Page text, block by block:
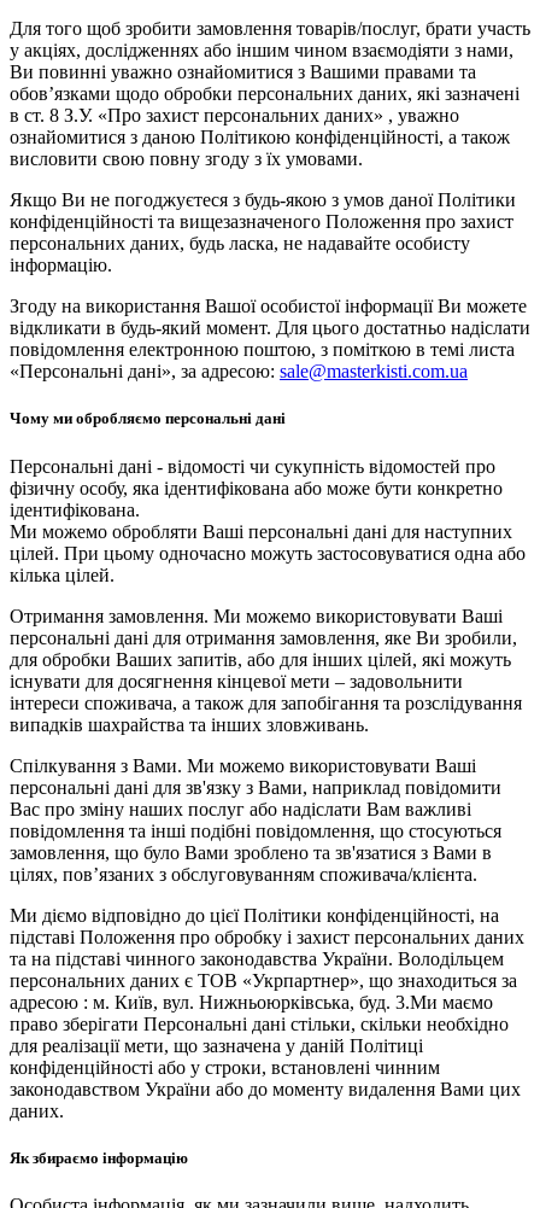
Для того щоб зробити замовлення товарів/послуг, брати участь
у акціях, дослідженнях або іншим чином взаємодіяти з нами,
Ви повинні уважно ознайомитися з Вашими правами та
обов’язками щодо обробки персональних даних, які зазначені
в ст. 8 З.У. «Про захист персональних даних» , уважно
ознайомитися з даною Політикою конфіденційності, а також
висловити свою повну згоду з їх умовами.
Якщо Ви не погоджуєтеся з будь-якою з умов даної Політики
конфіденційності та вищезазначеного Положення про захист
персональних даних, будь ласка, не надавайте особисту
інформацію.
Згоду на використання Вашої особистої інформації Ви можете
відкликати в будь-який момент. Для цього достатньо надіслати
повідомлення електронною поштою, з поміткою в темі листа
«Персональні дані», за адресою: sale@masterkisti.com.ua
Чому ми обробляємо персональні дані
Персональні дані - відомості чи сукупність відомостей про
фізичну особу, яка ідентифікована або може бути конкретно
ідентифікована.
Ми можемо обробляти Ваші персональні дані для наступних
цілей. При цьому одночасно можуть застосовуватися одна або
кілька цілей.
Отримання замовлення. Ми можемо використовувати Ваші
персональні дані для отримання замовлення, яке Ви зробили,
для обробки Ваших запитів, або для інших цілей, які можуть
існувати для досягнення кінцевої мети – задовольнити
інтереси споживача, а також для запобігання та розслідування
випадків шахрайства та інших зловживань.
Спілкування з Вами. Ми можемо використовувати Ваші
персональні дані для зв'язку з Вами, наприклад повідомити
Вас про зміну наших послуг або надіслати Вам важливі
повідомлення та інші подібні повідомлення, що стосуються
замовлення, що було Вами зроблено та зв'язатися з Вами в
цілях, пов’язаних з обслуговуванням споживача/клієнта.
Ми діємо відповідно до цієї Політики конфіденційності, на
підставі Положення про обробку і захист персональних даних
та на підставі чинного законодавства України. Володільцем
персональних даних є ТОВ «Укрпартнер», що знаходиться за
адресою : м. Київ, вул. Нижньоюркiвська, буд. 3.Ми маємо
право зберігати Персональні дані стільки, скільки необхідно
для реалізації мети, що зазначена у даній Політиці
конфіденційності або у строки, встановлені чинним
законодавством України або до моменту видалення Вами цих
даних.
Як збираємо інформацію